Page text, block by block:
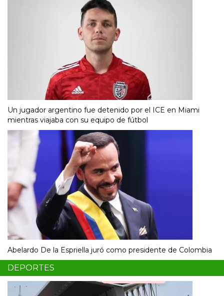
Un jugador argentino fue detenido por el ICE en Miami
mientras viajaba con su equipo de fútbol
Abelardo De la Espriella juró como presidente de Colombia
DEPORTES